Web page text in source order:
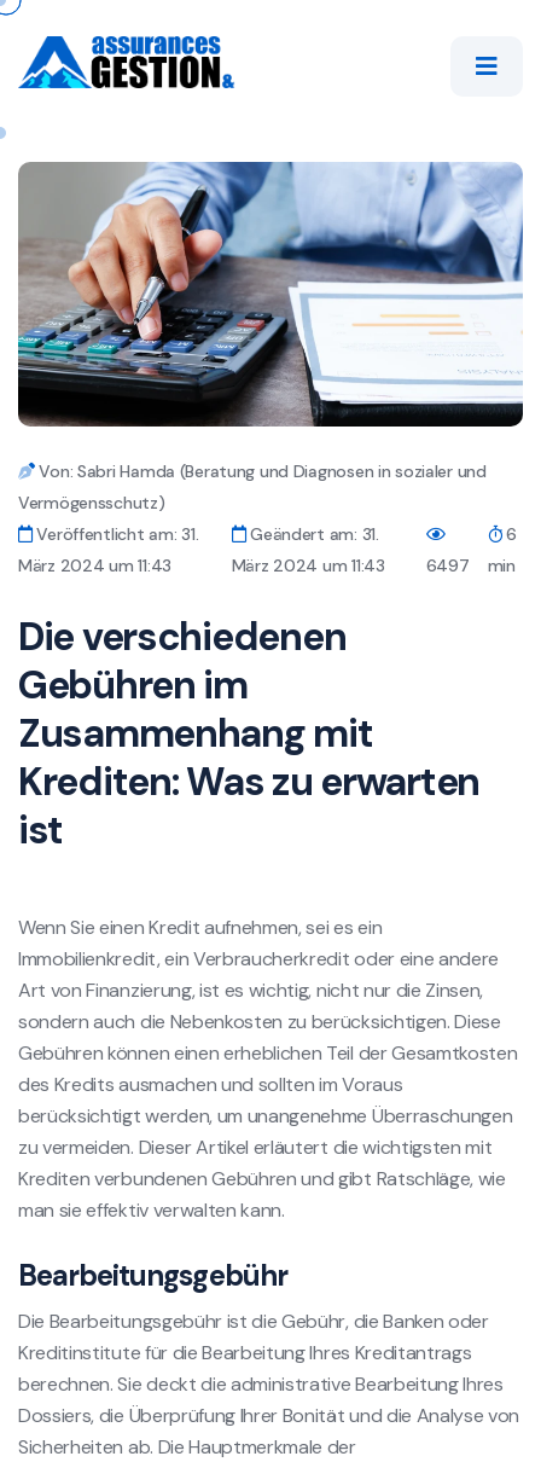
Von: Sabri Hamda (Beratung und Diagnosen in sozialer und
Vermögensschutz)
Veröffentlicht am: 31.
März 2024 um 11:43
Geändert am: 31.
März 2024 um 11:43
6497
6
min
Die verschiedenen
Gebühren im
Zusammenhang mit
Krediten: Was zu erwarten
ist
Wenn Sie einen Kredit aufnehmen, sei es ein
Immobilienkredit, ein Verbraucherkredit oder eine andere
Art von Finanzierung, ist es wichtig, nicht nur die Zinsen,
sondern auch die Nebenkosten zu berücksichtigen. Diese
Gebühren können einen erheblichen Teil der Gesamtkosten
des Kredits ausmachen und sollten im Voraus
berücksichtigt werden, um unangenehme Überraschungen
zu vermeiden. Dieser Artikel erläutert die wichtigsten mit
Krediten verbundenen Gebühren und gibt Ratschläge, wie
man sie effektiv verwalten kann.
Bearbeitungsgebühr
Die Bearbeitungsgebühr ist die Gebühr, die Banken oder
Kreditinstitute für die Bearbeitung Ihres Kreditantrags
berechnen. Sie deckt die administrative Bearbeitung Ihres
Dossiers, die Überprüfung Ihrer Bonität und die Analyse von
Sicherheiten ab. Die Hauptmerkmale der